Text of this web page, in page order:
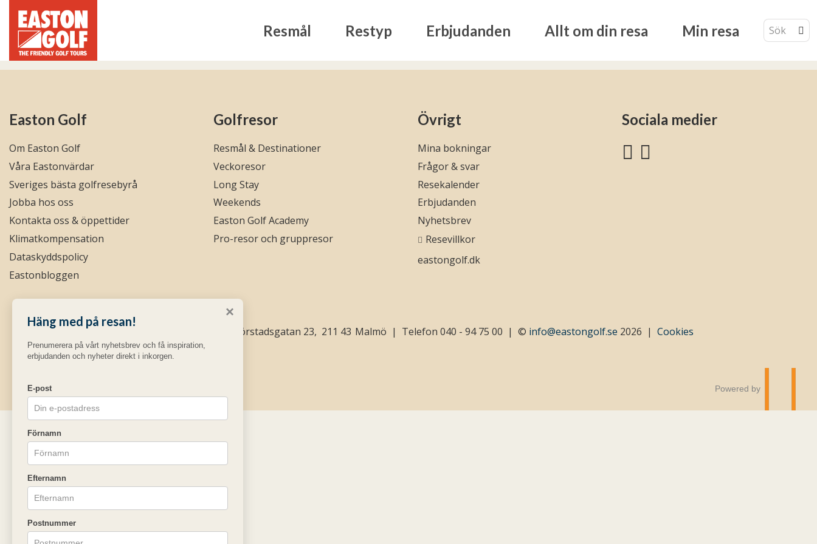
Resmål Restyp Erbjudanden Allt om din resa Min resa
Easton Golf
Om Easton Golf
Våra Eastonvärdar
Sveriges bästa golfresebyrå
Jobba hos oss
Kontakta oss & öppettider
Klimatkompensation
Dataskyddspolicy
Eastonbloggen
Golfresor
Resmål & Destinationer
Veckoresor
Long Stay
Weekends
Easton Golf Academy
Pro-resor och gruppresor
Övrigt
Mina bokningar
Frågor & svar
Resekalender
Erbjudanden
Nyhetsbrev
Resevillkor
eastongolf.dk
Sociala medier
Södra Förstadsgatan 23 211 43 Malmö Telefon 040 - 94 75 00 © info@eastongolf.se 2026 Cookies
Powered by
×
Häng med på resan!
Prenumerera på vårt nyhetsbrev och få inspiration,
erbjudanden och nyheter direkt i inkorgen.
E-post
Förnamn
Efternamn
Postnummer